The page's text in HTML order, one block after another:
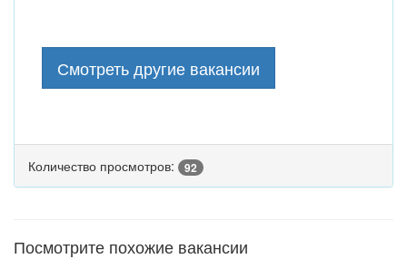
Смотреть другие вакансии
Количество просмотров: 92
Посмотрите похожие вакансии